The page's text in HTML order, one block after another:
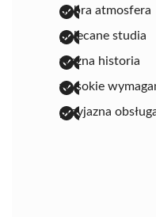
dobra atmosfera
polecane studia
ważna historia
wysokie
przyjazna